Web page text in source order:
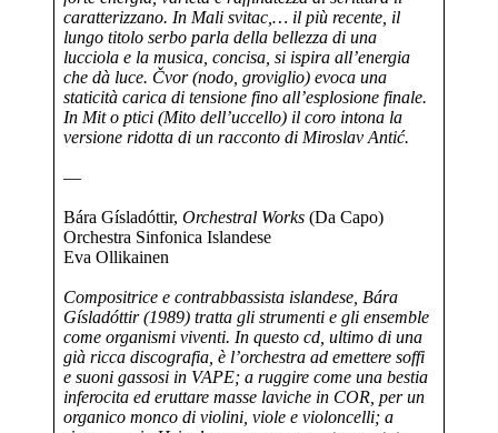
caratterizzano. In Mali svitac,… il più recente, il
lungo titolo serbo parla della bellezza di una
lucciola e la musica, concisa, si ispira all’energia
che dà luce. Čvor (nodo, groviglio) evoca una
staticità carica di tensione fino all’esplosione finale.
In Mit o ptici (Mito dell’uccello) il coro intona la
versione ridotta di un racconto di Miroslav Antić.
—
Bára Gísladóttir, Orchestral Works (Da Capo)
Orchestra Sinfonica Islandese
Eva Ollikainen
Compositrice e contrabbassista islandese, Bára
Gísladóttir (1989) tratta gli strumenti e gli ensemble
come organismi viventi. In questo cd, ultimo di una
già ricca discografia, è l’orchestra ad emettere soffi
e suoni gassosi in VAPE; a ruggire come una bestia
inferocita ed eruttare masse laviche in COR, per un
organico monco di violini, viole e violoncelli; a